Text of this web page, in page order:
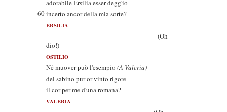
adorabile Ersilia esser degg'io
60incerto ancor della mia sorte?
ERSILIA
(Oh
dio!)
OSTILIO
Né muover può l'esempio (A Valeria)
del sabino pur or vinto rigore
il cor per me d'una romana?
VALERIA